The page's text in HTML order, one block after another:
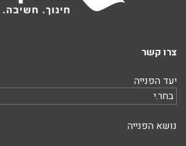
צרו קשר
יעד הפנייה
נושא הפנייה